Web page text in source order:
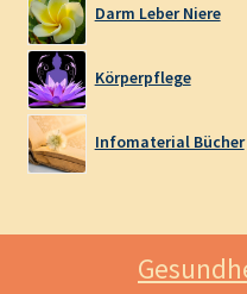
Darm Leber Niere
Körperpflege
Infomaterial Bücher